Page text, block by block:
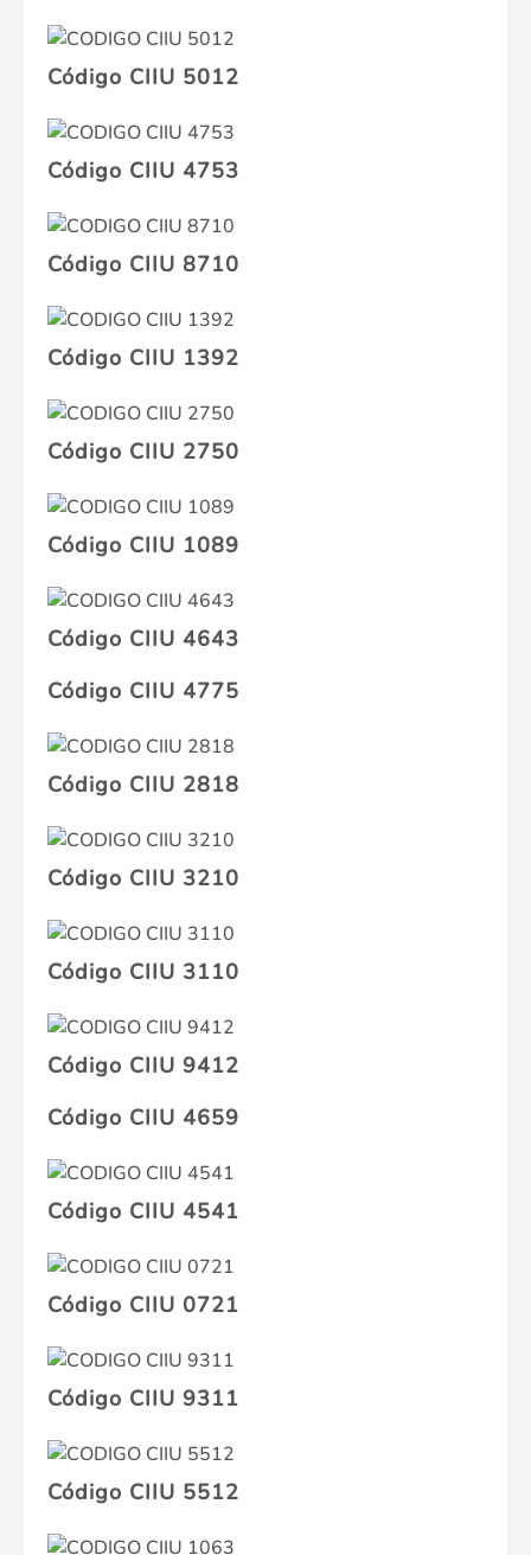
Código CIIU 5012
Código CIIU 4753
Código CIIU 8710
Código CIIU 1392
Código CIIU 2750
Código CIIU 1089
Código CIIU 4643
Código CIIU 4775
Código CIIU 2818
Código CIIU 3210
Código CIIU 3110
Código CIIU 9412
Código CIIU 4659
Código CIIU 4541
Código CIIU 0721
Código CIIU 9311
Código CIIU 5512